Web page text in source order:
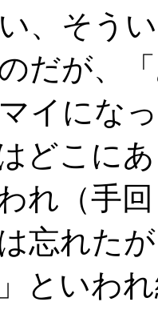
、そう
だが、
イにな
どこに
れ（手
忘れた
といわ